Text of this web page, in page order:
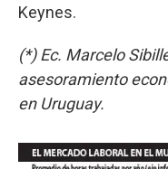
Keynes.
(*) Ec. Marcelo
asesoramiento
en Uruguay.